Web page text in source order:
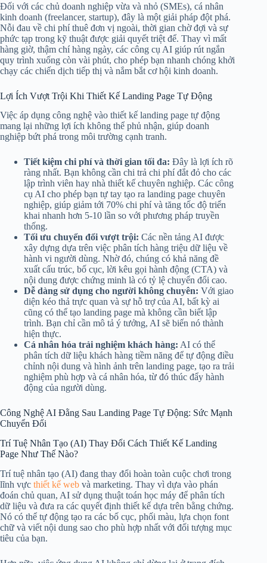
Đối với các chủ doanh nghiệp vừa và nhỏ (SMEs), cá nhân
kinh doanh (freelancer, startup), đây là một giải pháp đột phá.
Nỗi đau về chi phí thuê đơn vị ngoài, thời gian chờ đợi và sự
phức tạp trong kỹ thuật được giải quyết triệt để. Thay vì mất
hàng giờ, thậm chí hàng ngày, các công cụ AI giúp rút ngắn
quy trình xuống còn vài phút, cho phép bạn nhanh chóng khởi
chạy các chiến dịch tiếp thị và nắm bắt cơ hội kinh doanh.
Lợi Ích Vượt Trội Khi Thiết Kế Landing Page Tự Động
Việc áp dụng công nghệ vào thiết kế landing page tự động
mang lại những lợi ích không thể phủ nhận, giúp doanh
nghiệp bứt phá trong môi trường cạnh tranh.
Tiết kiệm chi phí và thời gian tối đa: Đây là lợi ích rõ
ràng nhất. Bạn không cần chi trả chi phí đắt đỏ cho các
lập trình viên hay nhà thiết kế chuyên nghiệp. Các công
cụ AI cho phép bạn tự tay tạo ra landing page chuyên
nghiệp, giúp giảm tới 70% chi phí và tăng tốc độ triển
khai nhanh hơn 5-10 lần so với phương pháp truyền
thống.
Tối ưu chuyển đổi vượt trội: Các nền tảng AI được
xây dựng dựa trên việc phân tích hàng triệu dữ liệu về
hành vi người dùng. Nhờ đó, chúng có khả năng đề
xuất cấu trúc, bố cục, lời kêu gọi hành động (CTA) và
nội dung được chứng minh là có tỷ lệ chuyển đổi cao.
Dễ dàng sử dụng cho người không chuyên: Với giao
diện kéo thả trực quan và sự hỗ trợ của AI, bất kỳ ai
cũng có thể tạo landing page mà không cần biết lập
trình. Bạn chỉ cần mô tả ý tưởng, AI sẽ biến nó thành
hiện thực.
Cá nhân hóa trải nghiệm khách hàng: AI có thể
phân tích dữ liệu khách hàng tiềm năng để tự động điều
chỉnh nội dung và hình ảnh trên landing page, tạo ra trải
nghiệm phù hợp và cá nhân hóa, từ đó thúc đẩy hành
động của người dùng.
Công Nghệ AI Đằng Sau Landing Page Tự Động: Sức Mạnh
Chuyển Đổi
Trí Tuệ Nhân Tạo (AI) Thay Đổi Cách Thiết Kế Landing
Page Như Thế Nào?
Trí tuệ nhân tạo (AI) đang thay đổi hoàn toàn cuộc chơi trong
lĩnh vực thiết kế web và marketing. Thay vì dựa vào phán
đoán chủ quan, AI sử dụng thuật toán học máy để phân tích
dữ liệu và đưa ra các quyết định thiết kế dựa trên bằng chứng.
Nó có thể tự động tạo ra các bố cục, phối màu, lựa chọn font
chữ và viết nội dung sao cho phù hợp nhất với đối tượng mục
tiêu của bạn.